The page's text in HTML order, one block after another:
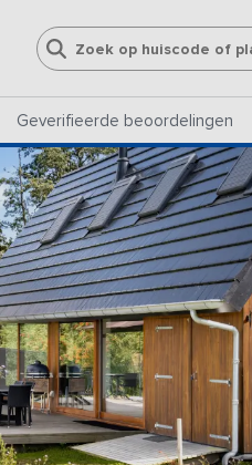
Geverifieerde beoordelingen